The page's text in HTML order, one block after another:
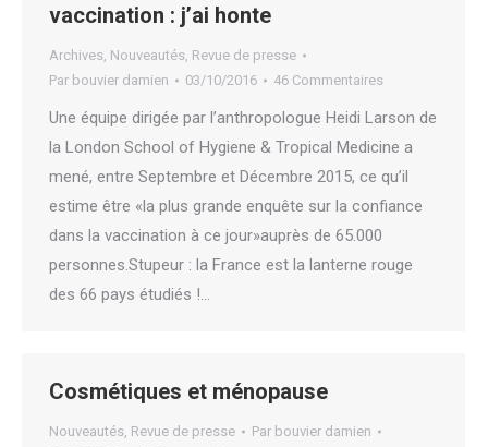
vaccination : j’ai honte
Archives, Nouveautés, Revue de presse
Par bouvier damien 03/10/2016 46 Commentaires
Une équipe dirigée par l’anthropologue Heidi Larson de
la London School of Hygiene & Tropical Medicine a
mené, entre Septembre et Décembre 2015, ce qu’il
estime être «la plus grande enquête sur la confiance
dans la vaccination à ce jour»auprès de 65.000
personnes.Stupeur : la France est la lanterne rouge
des 66 pays étudiés !…
Cosmétiques et ménopause
Nouveautés, Revue de presse Par bouvier damien